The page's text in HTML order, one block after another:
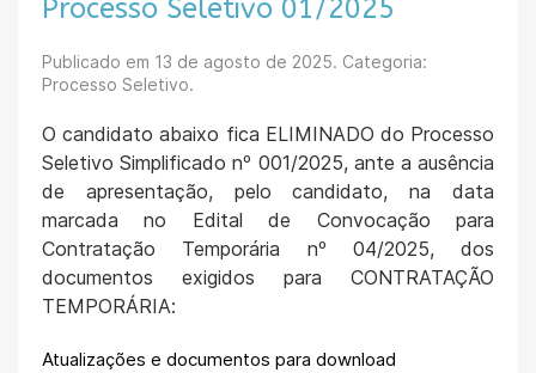
Processo Seletivo 01/2025
Publicado em 13 de agosto de 2025. Categoria:
Processo Seletivo.
O candidato abaixo fica ELIMINADO do Processo
Seletivo Simplificado nº 001/2025, ante a ausência
de apresentação, pelo candidato, na data
marcada no Edital de Convocação para
Contratação Temporária nº 04/2025, dos
documentos exigidos para CONTRATAÇÃO
TEMPORÁRIA:
Atualizações e documentos para download